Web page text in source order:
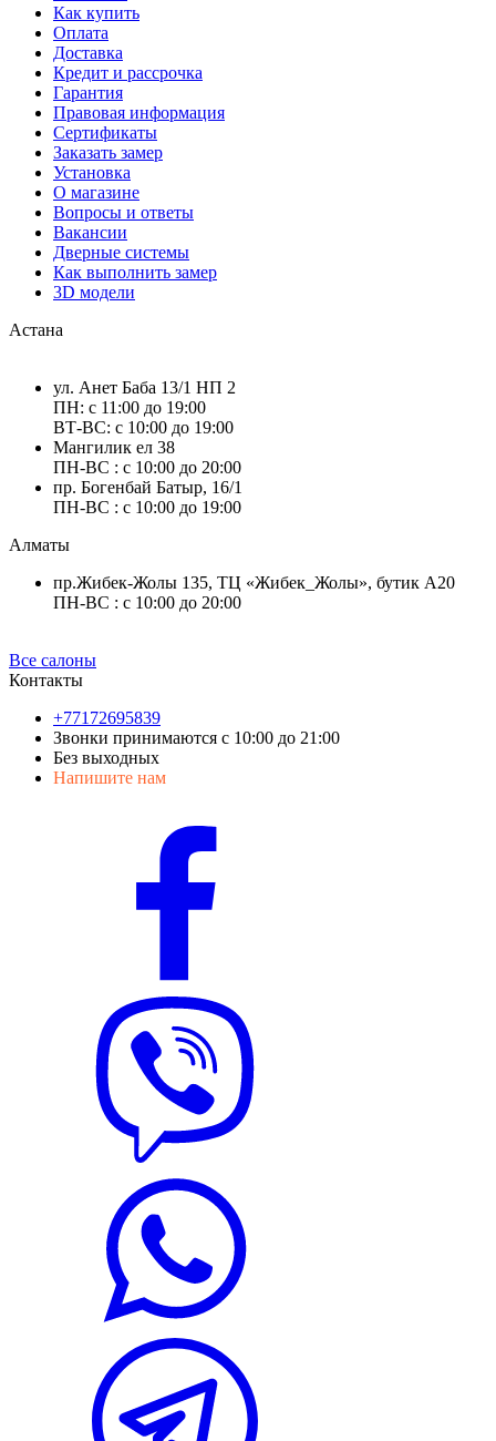
Как купить
Оплата
Доставка
Кредит и рассрочка
Гарантия
Правовая информация
Сертификаты
Заказать замер
Установка
О магазине
Вопросы и ответы
Вакансии
Дверные системы
Как выполнить замер
3D модели
Астана
ул. Анет Баба 13/1 НП 2
ПН: с 11:00 до 19:00
ВТ-ВС: с 10:00 до 19:00
Мангилик ел 38
ПН-ВС : с 10:00 до 20:00
пр. Богенбай Батыр, 16/1
ПН-ВС : с 10:00 до 19:00
Алматы
пр.Жибек-Жолы 135, ТЦ «Жибек_Жолы», бутик А20
ПН-ВС : с 10:00 до 20:00
Все салоны
Контакты
+77172695839
Звонки принимаются с 10:00 до 21:00
Без выходных
Напишите нам